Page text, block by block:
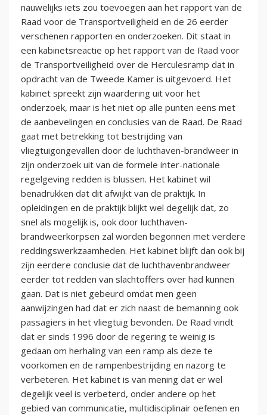
nauwelijks iets zou toevoegen aan het rapport van de
Raad voor de Transportveiligheid en de 26 eerder
verschenen rapporten en onderzoeken. Dit staat in
een kabinetsreactie op het rapport van de Raad voor
de Transportveiligheid over de Herculesramp dat in
opdracht van de Tweede Kamer is uitgevoerd. Het
kabinet spreekt zijn waardering uit voor het
onderzoek, maar is het niet op alle punten eens met
de aanbevelingen en conclusies van de Raad. De Raad
gaat met betrekking tot bestrijding van
vliegtuigongevallen door de luchthaven-brandweer in
zijn onderzoek uit van de formele inter-nationale
regelgeving redden is blussen. Het kabinet wil
benadrukken dat dit afwijkt van de praktijk. In
opleidingen en de praktijk blijkt wel degelijk dat, zo
snel als mogelijk is, ook door luchthaven-
brandweerkorpsen zal worden begonnen met verdere
reddingswerkzaamheden. Het kabinet blijft dan ook bij
zijn eerdere conclusie dat de luchthavenbrandweer
eerder tot redden van slachtoffers over had kunnen
gaan. Dat is niet gebeurd omdat men geen
aanwijzingen had dat er zich naast de bemanning ook
passagiers in het vliegtuig bevonden. De Raad vindt
dat er sinds 1996 door de regering te weinig is
gedaan om herhaling van een ramp als deze te
voorkomen en de rampenbestrijding en nazorg te
verbeteren. Het kabinet is van mening dat er wel
degelijk veel is verbeterd, onder andere op het
gebied van communicatie, multidisciplinair oefenen en